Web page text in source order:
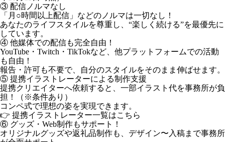
③ 配信ノルマなし
「月○時間以上配信」などのノルマは一切なし！
あなたのライフスタイルを尊重し、“楽しく続ける”を最優先に
しています。
④ 他媒体での配信も完全自由！
YouTube・Twitch・TikTokなど、他プラットフォームでの活動
も自由！
報告・許可も不要で、自分のスタイルをそのまま伸ばせます。
⑤ 提携イラストレーターによる制作支援
提携クリエイターへ依頼すると、一部イラスト代を事務所が負
担！（※条件あり）
コンペ式で理想の姿を実現できます。
👉 提携イラストレーター一覧はこちら
⑥ グッズ・Web制作もサポート！
オリジナルグッズや返礼品制作も、デザイン〜入稿まで事務所